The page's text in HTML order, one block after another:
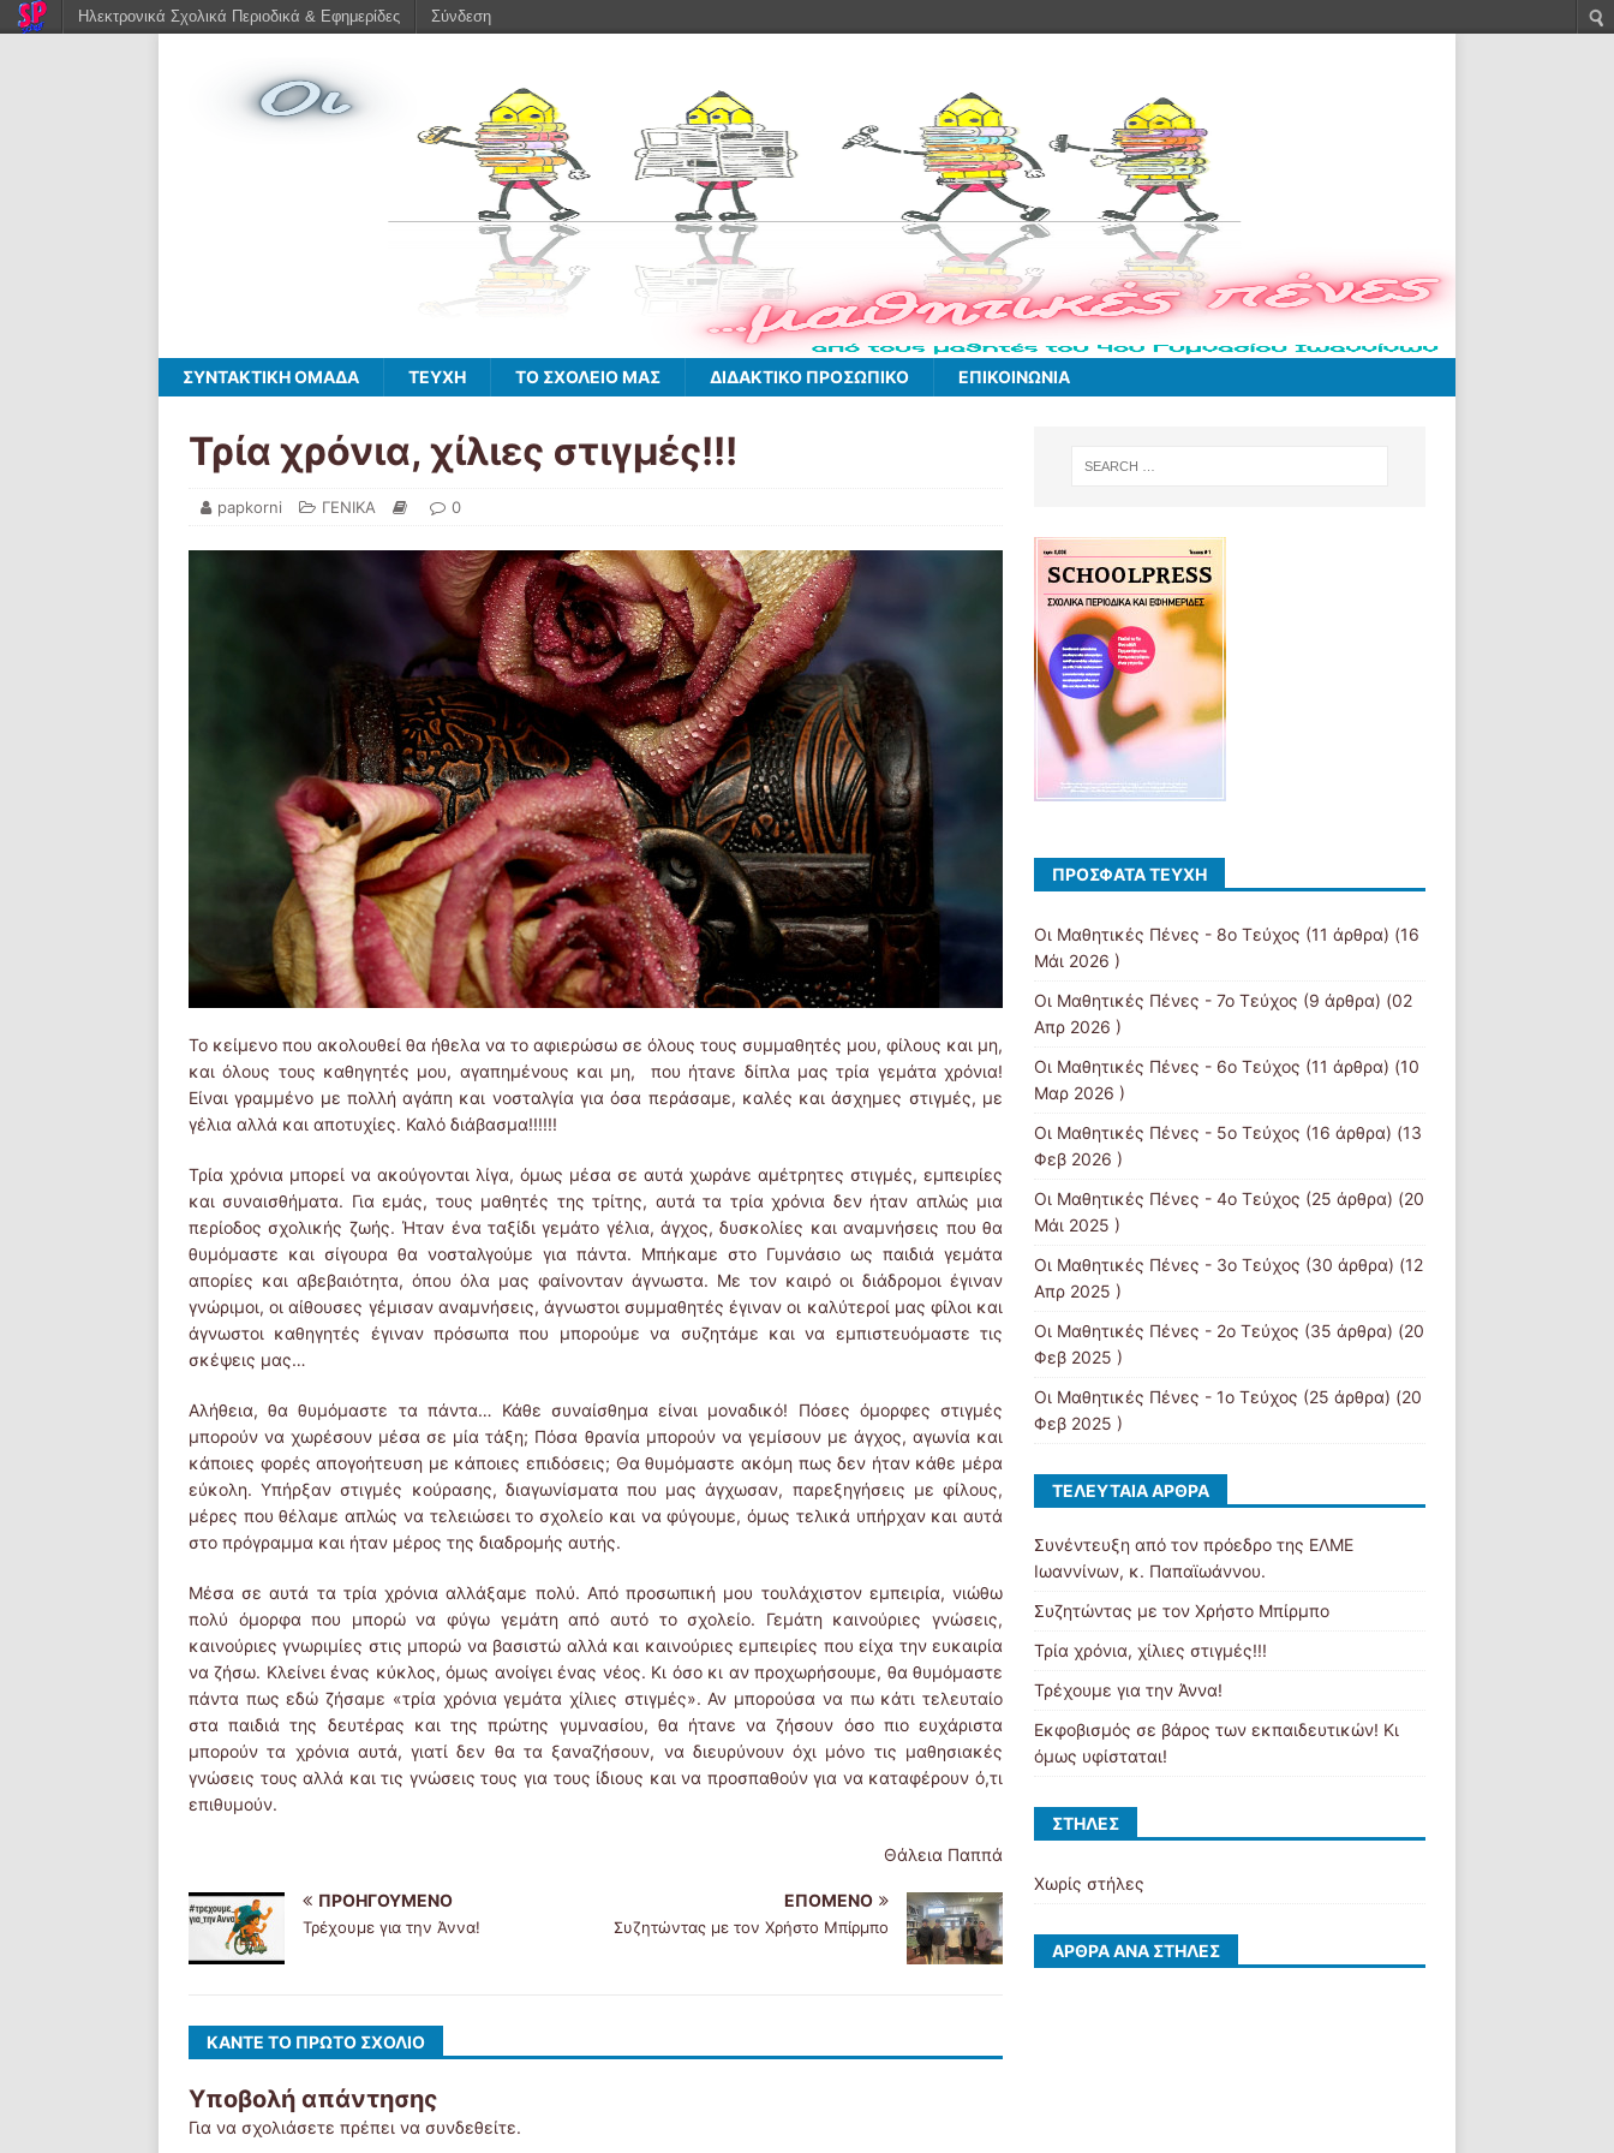
ΣΥΝΤΑΚΤΙΚΗ ΟΜΑΔΑ ΤΕΥΧΗ ΤΟ ΣΧΟΛΕΙΟ ΜΑΣ ΔΙΔΑΚΤΙΚΟ ΠΡΟΣΩΠΙΚΟ ΕΠΙΚΟΙΝΩΝΙΑ
Τρία χρόνια, χίλιες στιγμές!!!
papkorni ΓΕΝΙΚΑ 0
Το κείμενο που ακολουθεί θα ήθελα να το αφιερώσω σε όλους τους συμμαθητές μου, φίλους και μη,
και όλους τους καθηγητές μου, αγαπημένους και μη, που ήτανε δίπλα μας τρία γεμάτα χρόνια!
Είναι γραμμένο με πολλή αγάπη και νοσταλγία για όσα περάσαμε, καλές και άσχημες στιγμές, με
γέλια αλλά και αποτυχίες. Καλό διάβασμα!!!!!!
Τρία χρόνια μπορεί να ακούγονται λίγα, όμως μέσα σε αυτά χωράνε αμέτρητες στιγμές, εμπειρίες
και συναισθήματα. Για εμάς, τους μαθητές της τρίτης, αυτά τα τρία χρόνια δεν ήταν απλώς μια
περίοδος σχολικής ζωής. Ήταν ένα ταξίδι γεμάτο γέλια, άγχος, δυσκολίες και αναμνήσεις που θα
θυμόμαστε και σίγουρα θα νοσταλγούμε για πάντα. Μπήκαμε στο Γυμνάσιο ως παιδιά γεμάτα
απορίες και αβεβαιότητα, όπου όλα μας φαίνονταν άγνωστα. Με τον καιρό οι διάδρομοι έγιναν
γνώριμοι, οι αίθουσες γέμισαν αναμνήσεις, άγνωστοι συμμαθητές έγιναν οι καλύτεροί μας φίλοι και
άγνωστοι καθηγητές έγιναν πρόσωπα που μπορούμε να συζητάμε και να εμπιστευόμαστε τις
σκέψεις μας…
Αλήθεια, θα θυμόμαστε τα πάντα… Κάθε συναίσθημα είναι μοναδικό! Πόσες όμορφες στιγμές
μπορούν να χωρέσουν μέσα σε μία τάξη; Πόσα θρανία μπορούν να γεμίσουν με άγχος, αγωνία και
κάποιες φορές απογοήτευση με κάποιες επιδόσεις; Θα θυμόμαστε ακόμη πως δεν ήταν κάθε μέρα
εύκολη. Υπήρξαν στιγμές κούρασης, διαγωνίσματα που μας άγχωσαν, παρεξηγήσεις με φίλους,
μέρες που θέλαμε απλώς να τελειώσει το σχολείο και να φύγουμε, όμως τελικά υπήρχαν και αυτά
στο πρόγραμμα και ήταν μέρος της διαδρομής αυτής.
Μέσα σε αυτά τα τρία χρόνια αλλάξαμε πολύ. Από προσωπική μου τουλάχιστον εμπειρία, νιώθω
πολύ όμορφα που μπορώ να φύγω γεμάτη από αυτό το σχολείο. Γεμάτη καινούριες γνώσεις,
καινούριες γνωριμίες στις μπορώ να βασιστώ αλλά και καινούριες εμπειρίες που είχα την ευκαιρία
να ζήσω. Κλείνει ένας κύκλος, όμως ανοίγει ένας νέος. Κι όσο κι αν προχωρήσουμε, θα θυμόμαστε
πάντα πως εδώ ζήσαμε «τρία χρόνια γεμάτα χίλιες στιγμές». Αν μπορούσα να πω κάτι τελευταίο
στα παιδιά της δευτέρας και της πρώτης γυμνασίου, θα ήτανε να ζήσουν όσο πιο ευχάριστα
μπορούν τα χρόνια αυτά, γιατί δεν θα τα ξαναζήσουν, να διευρύνουν όχι μόνο τις μαθησιακές
γνώσεις τους αλλά και τις γνώσεις τους για τους ίδιους και να προσπαθούν για να καταφέρουν ό,τι
επιθυμούν.
Θάλεια Παππά
ΠΡΟΗΓΟΎΜΕΝΟ
Τρέχουμε για την Άννα!
ΕΠΌΜΕΝΟ
Συζητώντας με τον Χρήστο Μπίρμπο
ΚΆΝΤΕ ΤΟ ΠΡΏΤΟ ΣΧΌΛΙΟ
Υποβολή απάντησης
Για να σχολιάσετε πρέπει να συνδεθείτε.
ΠΡΌΣΦΑΤΑ ΤΕΎΧΗ
Οι Μαθητικές Πένες - 8ο Τεύχος (11 άρθρα) (16
Μάι 2026 )
Οι Μαθητικές Πένες - 7ο Τεύχος (9 άρθρα) (02
Απρ 2026 )
Οι Μαθητικές Πένες - 6ο Τεύχος (11 άρθρα) (10
Μαρ 2026 )
Οι Μαθητικές Πένες - 5ο Τεύχος (16 άρθρα) (13
Φεβ 2026 )
Οι Μαθητικές Πένες - 4ο Τεύχος (25 άρθρα) (20
Μάι 2025 )
Οι Μαθητικές Πένες - 3ο Τεύχος (30 άρθρα) (12
Απρ 2025 )
Οι Μαθητικές Πένες - 2ο Τεύχος (35 άρθρα) (20
Φεβ 2025 )
Οι Μαθητικές Πένες - 1ο Τεύχος (25 άρθρα) (20
Φεβ 2025 )
ΤΕΛΕΥΤΑΊΑ ΆΡΘΡΑ
Συνέντευξη από τον πρόεδρο της ΕΛΜΕ
Ιωαννίνων, κ. Παπαϊωάννου.
Συζητώντας με τον Χρήστο Μπίρμπο
Τρία χρόνια, χίλιες στιγμές!!!
Τρέχουμε για την Άννα!
Εκφοβισμός σε βάρος των εκπαιδευτικών! Κι
όμως υφίσταται!
ΣΤΉΛΕΣ
Χωρίς στήλες
ΆΡΘΡΑ ΑΝΆ ΣΤΉΛΕΣ
Ηλεκτρονικά Σχολικά Περιοδικά & Εφημερίδες Σύνδεση